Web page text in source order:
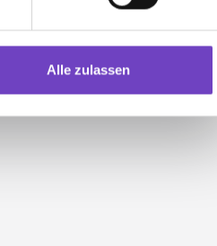
Alle zulassen